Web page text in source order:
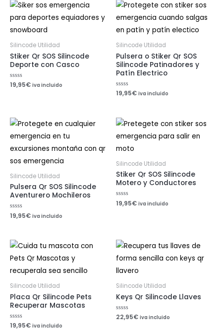
Silincode Utilidad
Stiker Qr SOS Silincode
Deporte con Casco
Valorado
con
19,95€ iva incluido
Silincode Utilidad
Pulsera o Stiker Qr SOS
Silincode Patinadores y
Patín Electrico
Valorado
con
19,95€ iva incluido
Silincode Utilidad
Pulsera Qr SOS Silincode
Aventurero Mochileros
Valorado
con
19,95€ iva incluido
Silincode Utilidad
Stiker Qr SOS Silincode
Motero y Conductores
Valorado
con
19,95€ iva incluido
Silincode Utilidad
Placa Qr Silincode Pets
Recuperar Mascotas
Valorado
con
19,95€ iva incluido
Silincode Utilidad
Keys Qr Silincode Llaves
Valorado
con
22,95€ iva incluido